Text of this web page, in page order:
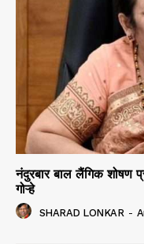
नंदुरबार बाल लैंगिक शोषण
गोऱ्हे
SHARAD LONKAR -